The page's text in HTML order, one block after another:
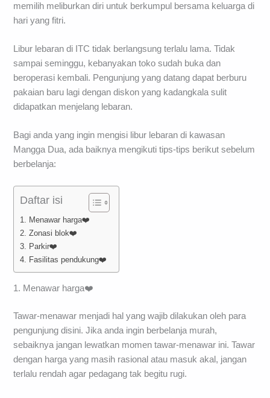
memilih meliburkan diri untuk berkumpul bersama keluarga di
hari yang fitri.
Libur lebaran di ITC tidak berlangsung terlalu lama. Tidak
sampai seminggu, kebanyakan toko sudah buka dan
beroperasi kembali. Pengunjung yang datang dapat berburu
pakaian baru lagi dengan diskon yang kadangkala sulit
didapatkan menjelang lebaran.
Bagi anda yang ingin mengisi libur lebaran di kawasan
Mangga Dua, ada baiknya mengikuti tips-tips berikut sebelum
berbelanja:
Daftar isi
1. Menawar harga❤️
2. Zonasi blok❤️
3. Parkir❤️
4. Fasilitas pendukung❤️
1. Menawar harga❤️
Tawar-menawar menjadi hal yang wajib dilakukan oleh para
pengunjung disini. Jika anda ingin berbelanja murah,
sebaiknya jangan lewatkan momen tawar-menawar ini. Tawar
dengan harga yang masih rasional atau masuk akal, jangan
terlalu rendah agar pedagang tak begitu rugi.